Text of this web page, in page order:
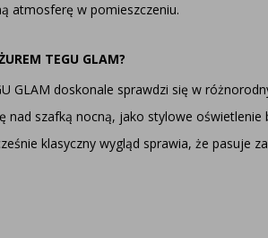
atmosferę w pomieszczeniu.
TEGU GLAM?
GLAM doskonale sprawdzi się w
nad szafką nocną, jako stylowe oświetlenie
klasyczny wygląd sprawia, że pasuje